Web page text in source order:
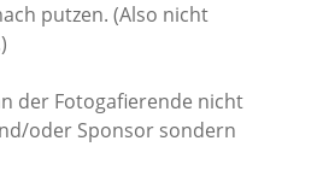
putzen. (Also nicht
der Fotogafierende nicht
oder Sponsor sondern